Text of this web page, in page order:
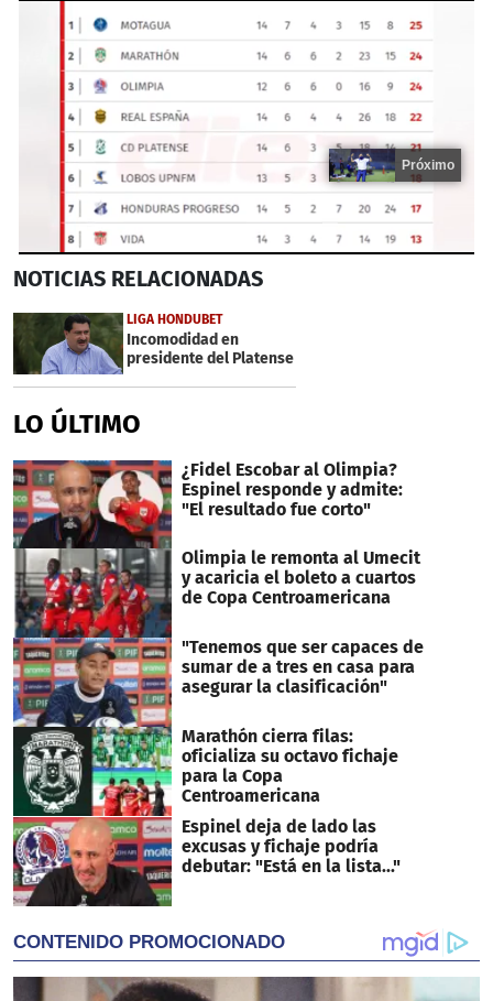
seconds
19
seconds
Próximo
NOTICIAS RELACIONADAS
LIGA HONDUBET
Incomodidad en
presidente del Platense
LO ÚLTIMO
¿Fidel Escobar al Olimpia?
Espinel responde y admite:
"El resultado fue corto"
Olimpia le remonta al Umecit
y acaricia el boleto a cuartos
de Copa Centroamericana
"Tenemos que ser capaces de
sumar de a tres en casa para
asegurar la clasificación"
Marathón cierra filas:
oficializa su octavo fichaje
para la Copa
Centroamericana
Espinel deja de lado las
excusas y fichaje podría
debutar: "Está en la lista..."